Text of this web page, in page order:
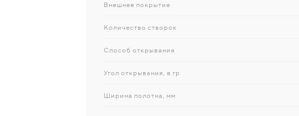
Внешнее покрытие
Количество створок
Способ открывания
Угол открывания, в гр
Ширина полотна, мм